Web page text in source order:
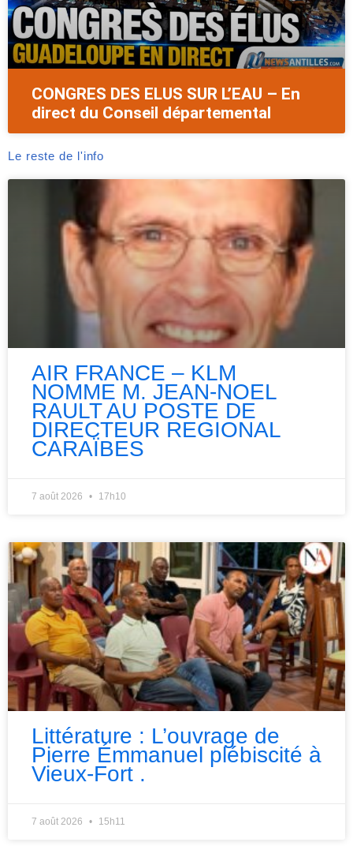
CONGRES DES ELUS SUR L’EAU – En
direct du Conseil départemental
Le reste de l'info
AIR FRANCE – KLM
NOMME M. JEAN-NOEL
RAULT AU POSTE DE
DIRECTEUR REGIONAL
CARAÏBES
7 août 2026 17h10
Littérature : L’ouvrage de
Pierre Émmanuel plébiscité à
Vieux-Fort .
7 août 2026 15h11